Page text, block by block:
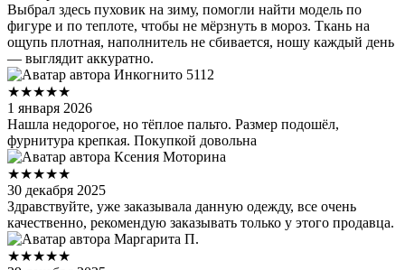
Выбрал здесь пуховик на зиму, помогли найти модель по
фигуре и по теплоте, чтобы не мёрзнуть в мороз. Ткань на
ощупь плотная, наполнитель не сбивается, ношу каждый день
— выглядит аккуратно.
Инкогнито 5112
★★★★★
1 января 2026
Нашла недорогое, но тёплое пальто. Размер подошёл,
фурнитура крепкая. Покупкой довольна
Ксения Моторина
★★★★★
30 декабря 2025
Здравствуйте, уже заказывала данную одежду, все очень
качественно, рекомендую заказывать только у этого продавца.
Маргарита П.
★★★★★